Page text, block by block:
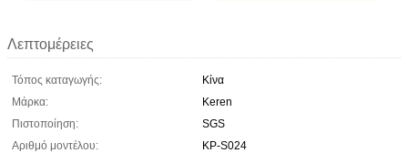
Λεπτομέρειες
Τόπος καταγωγής:
Κίνα
Μάρκα:
Keren
Πιστοποίηση:
SGS
Αριθμό μοντέλου:
ΚΡ-S024